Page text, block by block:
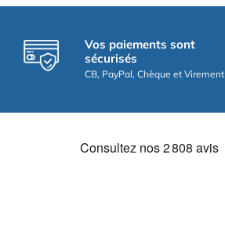
Vos paiements sont
sécurisés
CB, PayPal, Chèque et Virement